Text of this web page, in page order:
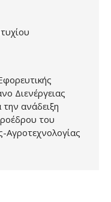
Διενέργειας
ανάδειξη
του
Αγροτεχνολογίας